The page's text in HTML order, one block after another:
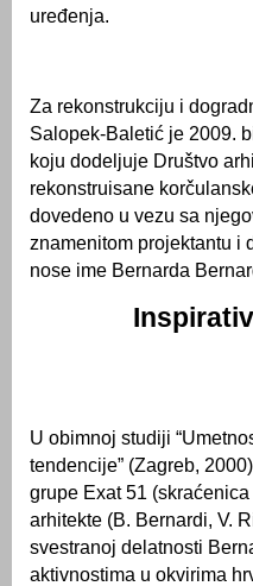
uređenja.
Za rekonstrukciju i
Salopek-Baletić je 2009.
koju dodeljuje Društvo
rekonstruisane
dovedeno u vezu sa
znamenitom projektantu i
nose ime Bernarda
U obimnoj studiji
tendencije” (Zagreb,
grupe Exat 51
arhitekte (B. Bernardi, V.
svestranoj delatnosti
aktivnostima u okvirima